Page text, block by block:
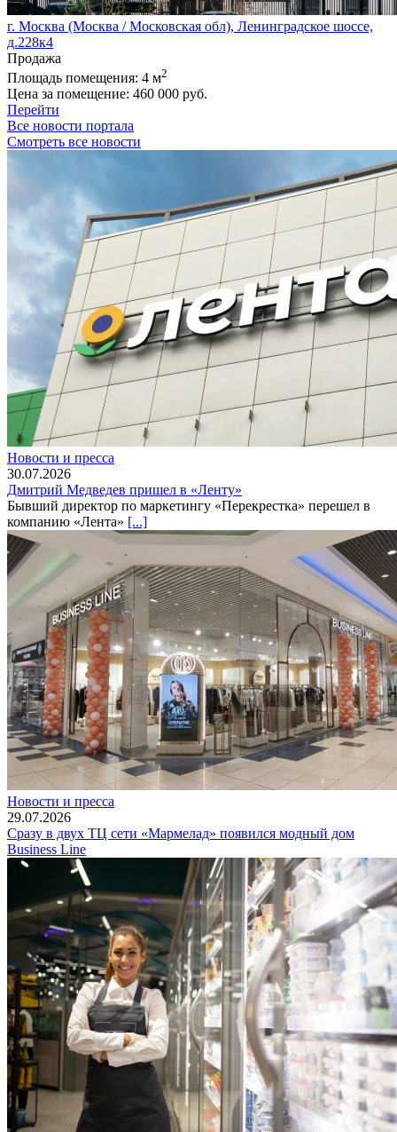
г. Москва (Москва / Московская обл), Ленинградское шоссе,
д.228к4
Продажа
Площадь помещения: 4 м2
Цена за помещение: 460 000 руб.
Перейти
Все новости портала
Смотреть все новости
Новости и пресса
30.07.2026
Дмитрий Медведев пришел в «Ленту»
Бывший директор по маркетингу «Перекрестка» перешел в
компанию «Лента» [...]
Новости и пресса
29.07.2026
Сразу в двух ТЦ сети «Мармелад» появился модный дом
Business Line